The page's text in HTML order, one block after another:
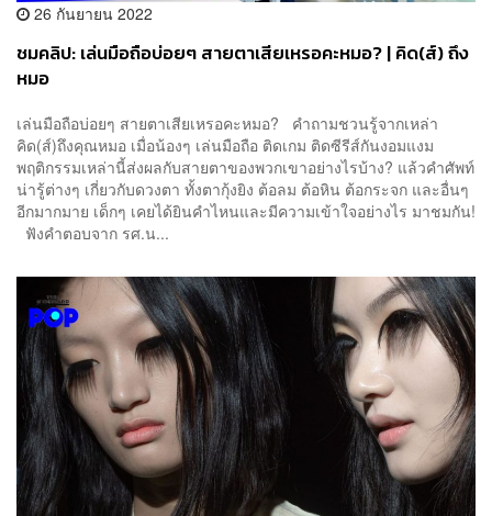
26 กันยายน 2022
ชมคลิป: เล่นมือถือบ่อยๆ สายตาเสียเหรอคะหมอ? | คิด(ส์) ถึง
หมอ
เล่นมือถือบ่อยๆ สายตาเสียเหรอคะหมอ? คำถามชวนรู้จากเหล่า
คิด(ส์)ถึงคุณหมอ เมื่อน้องๆ เล่นมือถือ ติดเกม ติดซีรีส์กันงอมแงม
พฤติกรรมเหล่านี้ส่งผลกับสายตาของพวกเขาอย่างไรบ้าง? แล้วคำศัพท์
น่ารู้ต่างๆ เกี่ยวกับดวงตา ทั้งตากุ้งยิง ต้อลม ต้อหิน ต้อกระจก และอื่นๆ
อีกมากมาย เด็กๆ เคยได้ยินคำไหนและมีความเข้าใจอย่างไร มาชมกัน!
ฟังคำตอบจาก รศ.น...